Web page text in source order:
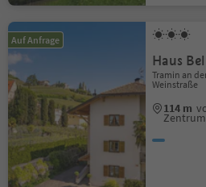
Auf Anfrage
Haus
Tramin an
Weinstraße
114 m
Zentrum